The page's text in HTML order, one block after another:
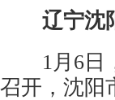
辽宁沈
1月6日，
召开，沈阳